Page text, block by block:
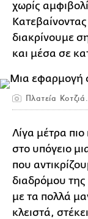
χωρίς
διακρίνουμε
και μέσα σε
Πλατεία
Λίγα μέτρα
στο υπόγειο
που
διαδρόμου
με τα πολλά
κλειστά,